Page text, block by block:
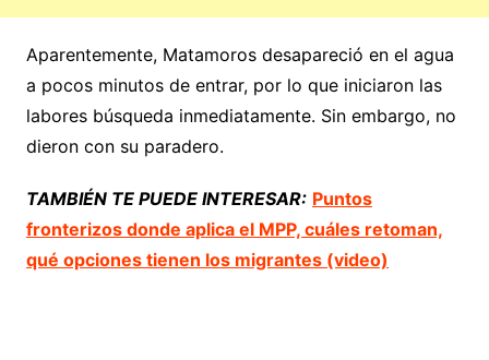
Aparentemente, Matamoros desapareció en el agua
a pocos minutos de entrar, por lo que iniciaron las
labores búsqueda inmediatamente. Sin embargo, no
dieron con su paradero.
TAMBIÉN TE PUEDE INTERESAR: Puntos
fronterizos donde aplica el MPP, cuáles retoman,
qué opciones tienen los migrantes (video)